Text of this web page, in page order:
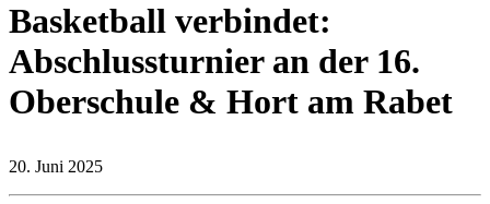
Basketball verbindet:
Abschlussturnier an der 16.
Oberschule & Hort am Rabet
20. Juni 2025